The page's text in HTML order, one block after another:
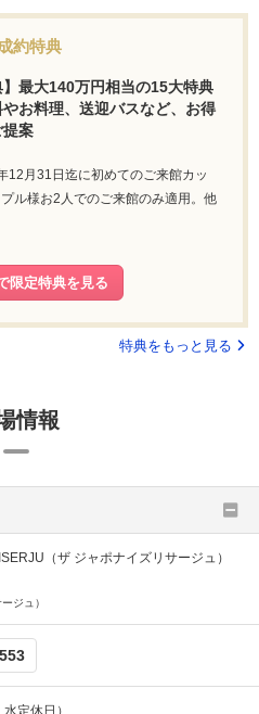
約特典
】最大140万円相当の15大特典
お料理、送迎バスなど、お得
案
月31日迄に初めてのご来館カッ
ル様お2人でのご来館のみ適用。他
限定特典を見る
特典をもっと見る
情報
（ザ ジャポナイズリサージュ）
ジュ）
定休日）